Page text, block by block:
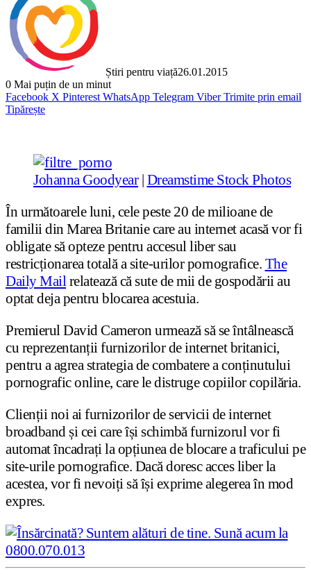
Știri pentru viață26.01.2015
0 Mai puțin de un minut
Facebook X Pinterest WhatsApp Telegram Viber Trimite prin email
Tipărește
Johanna Goodyear| Dreamstime Stock Photos
În următoarele luni, cele peste 20 de milioane de
familii din Marea Britanie care au internet acasă vor fi
obligate să opteze pentru accesul liber sau
restricționarea totală a site-urilor pornografice. The
Daily Mailrelatează că sute de mii de gospodării au
optat deja pentru blocarea acestuia.
Premierul David Cameron urmează să se întâlnească
cu reprezentanții furnizorilor de internet britanici,
pentru a agrea strategia de combatere a conținutului
pornografic online, care le distruge copiilor copilăria.
Clienții noi ai furnizorilor de servicii de internet
broadband și cei care își schimbă furnizorul vor fi
automat încadrați la opțiunea de blocare a traficului pe
site-urile pornografice. Dacă doresc acces liber la
acestea, vor fi nevoiți să își exprime alegerea în mod
expres.